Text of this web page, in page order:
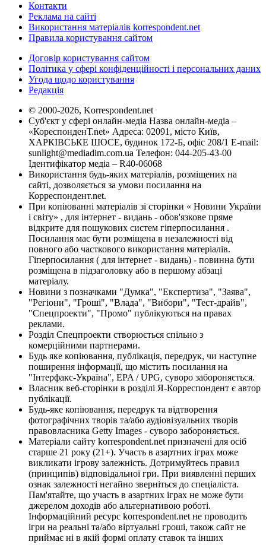
Контакти
Реклама на сайті
Використання матеріалів korrespondent.net
Правила користування сайтом
Договір користування сайтом
Політика у сфері конфіденційності і персональних даних
Угода щодо користування
Редакція
© 2000-2026, Korrespondent.net
Суб'єкт у сфері онлайн-медіа Назва онлайн-медіа –
«КореспонденТ.net» Адреса: 02091, місто Київ,
ХАРКІВСЬКЕ ШОСЕ, будинок 172-Б, офіс 208/1 E-mail:
sunlight@mediadim.com.ua Телефон: 044-205-43-00
Ідентифікатор медіа – R40-06068
Використання будь-яких матеріалів, розміщених на
сайті, дозволяється за умови посилання на
Корреспондент.net.
При копіюванні матеріалів зі сторінки « Новини України
і світу» , для інтернет - видань - обов'язкове пряме
відкрите для пошукових систем гіперпосилання .
Посилання має бути розміщена в незалежності від
повного або часткового використання матеріалів.
Гіперпосилання ( для інтернет - видань) - повинна бути
розміщена в підзаголовку або в першому абзаці
матеріалу.
Новини з позначками "Думка", "Експертиза", "Заява",
"Регіони", "Гроші", "Влада", "Вибори", "Тест-драйв",
"Спецпроекти", "Промо" публікуються на правах
реклами.
Розділ Спецпроекти створюється спільно з
комерційними партнерами.
Будь яке копіювання, публікація, передрук, чи наступне
поширення інформації, що містить посилання на
"Інтерфакс-Україна", EPA / UPG, суворо забороняється.
Власник веб-сторінки в розділі Я-Корреспондент є автор
публікації.
Будь-яке копіювання, передрук та відтворення
фотографічних творів та/або аудіовізуальних творів
правовласника Getty Images - суворо забороняється.
Матеріали сайту korrespondent.net призначені для осіб
старше 21 року (21+). Участь в азартних іграх може
викликати ігрову залежність. Дотримуйтесь правил
(принципів) відповідальної гри. При виявленні перших
ознак залежності негайно зверніться до спеціаліста.
Пам'ятайте, що участь в азартних іграх не може бути
джерелом доходів або альтернативою роботі.
Інформаційний ресурс korrespondent.net не проводить
ігри на реальні та/або віртуальні гроші, також сайт не
приймає ні в якій формі оплату ставок та інших